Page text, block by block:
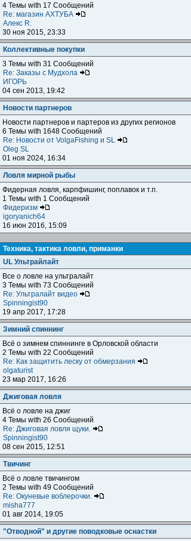
4 Темы with 17 Сообщений
Re: магазин АХТУБА
Алекс R.
30 ноя 2015, 23:33
Коллективные покупки
3 Темы with 31 Сообщений
Re: Заказы с Мудхола
ИГОРЬ
04 сен 2013, 19:42
Новости партнеров
Новости партнеров и партеров из других регионов
6 Темы with 1648 Сообщений
Re: Новости от VolgaFishing и SL
Oleg SL
01 ноя 2024, 16:34
Ловля мирной рыбы
Фидерная ловля, карпфишинг, поплавок и т.п.
1 Темы with 1 Сообщений
Фидеризм
igoryanich64
16 июн 2016, 15:09
Техника, тактика ловли, приманки
UL Ультрайлайт
Все о ловле на ультралайт
3 Темы with 73 Сообщений
Re: Ультралайт видео
Spinningist90
19 апр 2017, 17:28
Зимний спиннинг
Всё о зимнем спиннинге в Орловской области
2 Темы with 22 Сообщений
Re: Как защитить леску от обмерзания
olgaturist
23 мар 2017, 16:26
Джиговая ловля
Всё о ловле на джиг
4 Темы with 26 Сообщений
Re: Джиговая ловля щуки.
Spinningist90
08 сен 2015, 12:51
Твичинг
Всё о ловле твичингом
2 Темы with 49 Сообщений
Re: Окуневые воблерочки.
misha777
01 авг 2014, 19:05
"Отводной" и другие поводковые оснастки